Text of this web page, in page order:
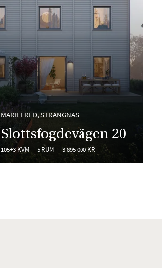
MARIEFRED, STRÄNGNÄS
Slottsfogdevägen 20
105+3 KVM 5 RUM 3 895 000 KR